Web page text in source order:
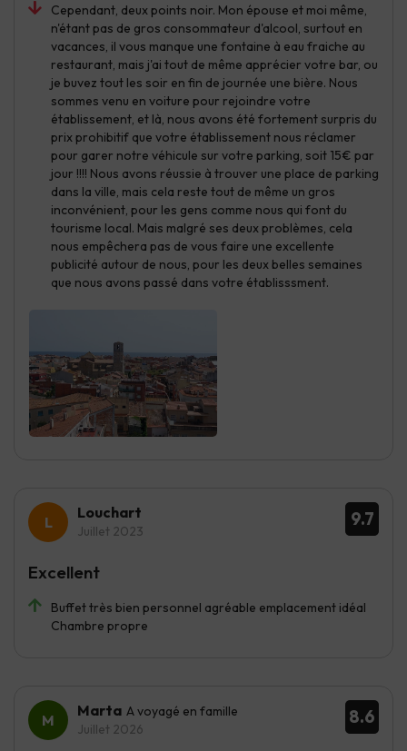
Cependant, deux points noir. Mon épouse et moi même,
n'étant pas de gros consommateur d'alcool, surtout en
vacances, il vous manque une fontaine à eau fraiche au
restaurant, mais j'ai tout de même apprécier votre bar, ou
je buvez tout les soir en fin de journée une bière. Nous
sommes venu en voiture pour rejoindre votre
établissement, et là, nous avons été fortement surpris du
prix prohibitif que votre établissement nous réclamer
pour garer notre véhicule sur votre parking, soit 15€ par
jour !!!! Nous avons réussie à trouver une place de parking
dans la ville, mais cela reste tout de même un gros
inconvénient, pour les gens comme nous qui font du
tourisme local. Mais malgré ses deux problèmes, cela
nous empêchera pas de vous faire une excellente
publicité autour de nous, pour les deux belles semaines
que nous avons passé dans votre établisssment.
9.7
Louchart
Juillet 2023
Buffet très bien personnel agréable emplacement idéal
Chambre propre
Excellent
8.6
Marta A voyagé en famille
Juillet 2026